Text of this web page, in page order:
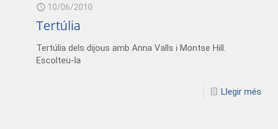
10/06/2010
Tertúlia
Tertúlia dels dijous amb Anna Valls i Montse Hill.
Escolteu-la
Llegir més